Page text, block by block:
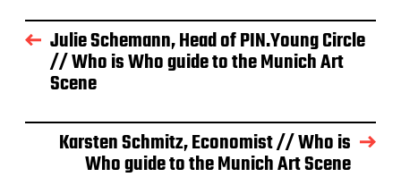
a
g
s
u
Julie Schemann, Head of PIN.Young Circle
// Who is Who guide to the Munich Art
Scene
Karsten Schmitz, Economist // Who is
Who guide to the Munich Art Scene